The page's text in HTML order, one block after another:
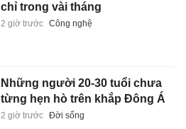
chỉ trong vài tháng
2 giờ trước Công nghệ
Những người 20-30 tuổi chưa
từng hẹn hò trên khắp Đông Á
2 giờ trước Đời sống